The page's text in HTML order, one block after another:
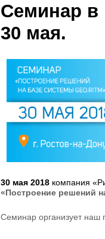
Семинар в
30 мая.
30 мая 2018 компания
«Построение решений
Семинар организует